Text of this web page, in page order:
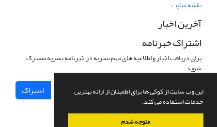
این وب سایت از کوکی ها برای اطمینان از ارائه بهترین
خدمات استفاده می کند.
متوجه شدم
نقشه سایت
آخرین اخبار
اشتراک خبرنامه
برای دریافت اخبار و اطلاعیه های مهم نشریه در خبرنامه نشریه مشترک
شوید.
اشتراک